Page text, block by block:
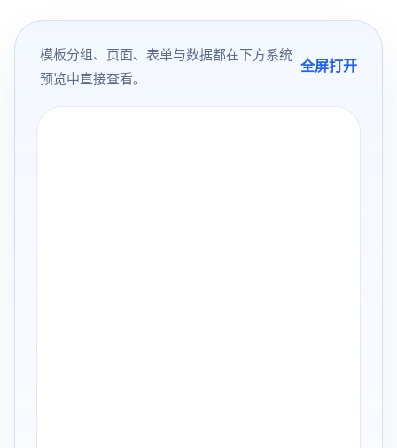
模板分组、页面、表单与数据都在下方系统
预览中直接查看。
全屏打开